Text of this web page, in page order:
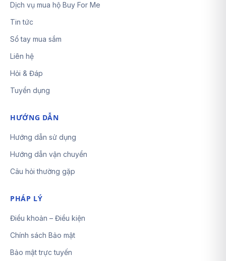
Dịch vụ mua hộ Buy For Me
Tin tức
Sổ tay mua sắm
Liên hệ
Hỏi & Đáp
Tuyển dụng
HƯỚNG DẪN
Hướng dẫn sử dụng
Hướng dẫn vận chuyển
Câu hỏi thường gặp
PHÁP LÝ
Điều khoản – Điều kiện
Chính sách Bảo mật
Bảo mật trực tuyến